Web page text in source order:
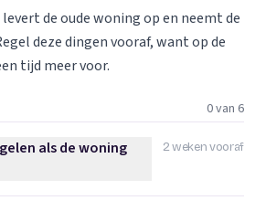
levert de oude woning op en neemt de
deze dingen vooraf, want op de
tijd meer voor.
0 van 6
2 weken vooraf
als de woning leeg moet afvinken
als de woning